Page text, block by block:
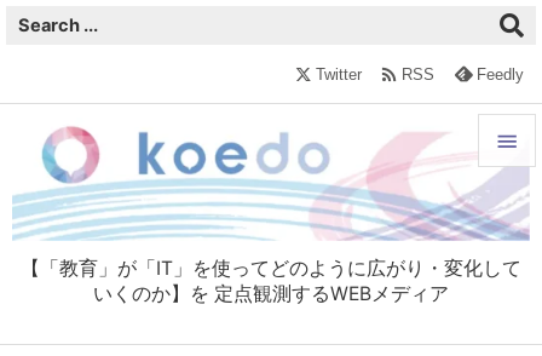
【「教育」が「IT」を使ってどのように広がり・変化して
いくのか】を 定点観測するWEBメディア


メニュ

Twitter  RSS Feedly